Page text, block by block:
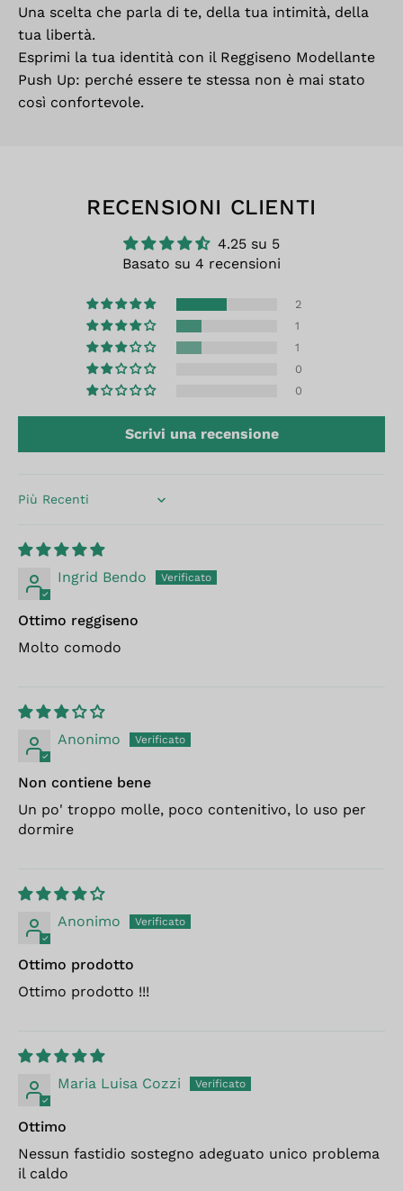
Una scelta che parla di te, della tua intimità, della
tua libertà.
Esprimi la tua identità con il Reggiseno Modellante
Push Up: perché essere te stessa non è mai stato
così confortevole.
RECENSIONI CLIENTI
4.25 su 5
Basato su 4 recensioni
2
1
1
0
0
Scrivi una recensione
Sort by
Ingrid Bendo
Ottimo reggiseno
Molto comodo
Anonimo
Non contiene bene
Un po' troppo molle, poco contenitivo, lo uso per
dormire
Anonimo
Ottimo prodotto
Ottimo prodotto !!!
Maria Luisa Cozzi
Ottimo
Nessun fastidio sostegno adeguato unico problema
il caldo